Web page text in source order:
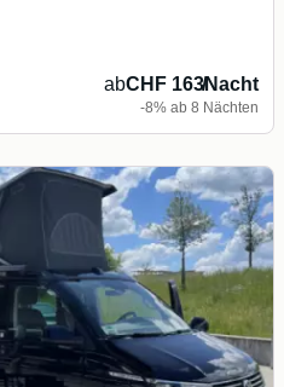
abCHF 163/Nacht
-8% ab 8 Nächten